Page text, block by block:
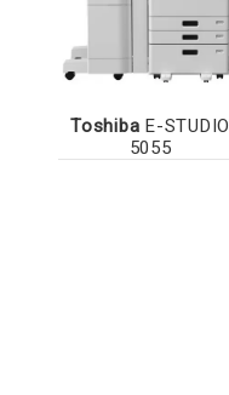
Toshiba E-STUDIO
5055